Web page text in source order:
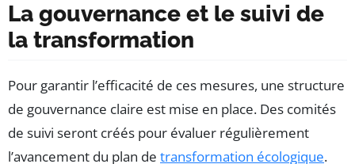
La gouvernance et le suivi de
la transformation
Pour garantir l’efficacité de ces mesures, une structure
de gouvernance claire est mise en place. Des comités
de suivi seront créés pour évaluer régulièrement
l’avancement du plan de transformation écologique.